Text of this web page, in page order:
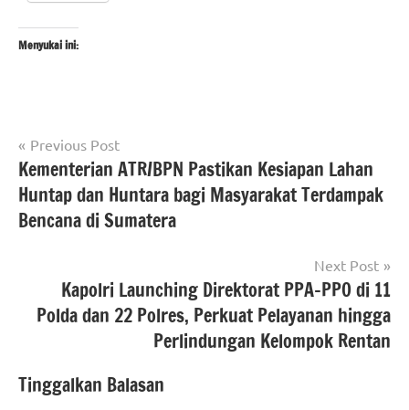
Menyukai ini:
Tagged
with
#beritakementrianatrbpnri ,
#beritaNasional
#kementerianatrbpnri
#Kementerian
ATR/BPN
#Kementerian
ATR/BPN RI
nasional
Navigasi
pos
Previous Post
Kementerian ATR/BPN Pastikan Kesiapan Lahan
Huntap dan Huntara bagi Masyarakat Terdampak
Bencana di Sumatera
Next Post
Kapolri Launching Direktorat PPA-PPO di 11
Polda dan 22 Polres, Perkuat Pelayanan hingga
Perlindungan Kelompok Rentan
Tinggalkan Balasan